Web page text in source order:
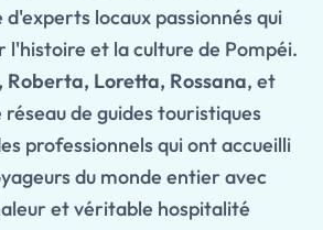
d'experts locaux passionnés qui
et la culture de Pompéi.
Roberta, Loretta, Rossana, et
de guides touristiques
professionnels qui ont accueilli
du monde entier avec
et véritable hospitalité